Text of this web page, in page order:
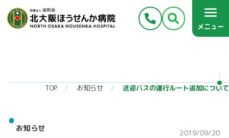
メニュー
TOP お知らせ 送迎バスの運行ルート追加について
お知らせ 2019/09/20